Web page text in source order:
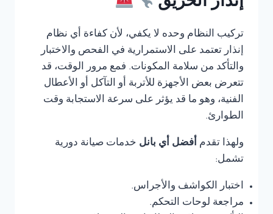
إنذار الحريق
تركيب النظام وحده لا يكفي، لأن كفاءة أي نظام
إنذار تعتمد على الاستمرارية في الفحص والاختبار
والتأكد من سلامة المكونات. فمع مرور الوقت، قد
تتعرض بعض الأجهزة للأتربة أو التآكل أو الأعطال
الفنية، وهو ما قد يؤثر على سرعة الاستجابة وقت
الطوارئ.
ولهذا تقدم أفضل أي بانل خدمات صيانة دورية
تشمل:
اختبار الكواشف والأجراس.
مراجعة لوحات التحكم.